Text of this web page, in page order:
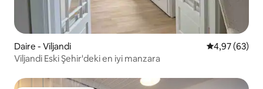
Daire - Viljandi 5 üzerinden
4,97 (63)
Viljandi Eski Şehir'deki en iyi manzara